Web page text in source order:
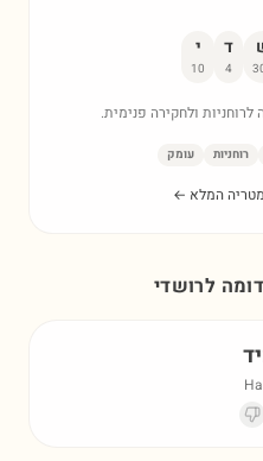
ד
4
י
10
לרוחניות ולחקירה פנימית.
רוחניות עומק
המלא ←
לרושדי